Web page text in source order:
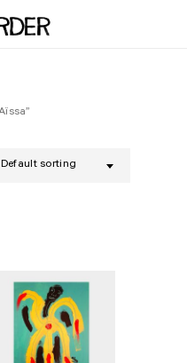
Default sorting